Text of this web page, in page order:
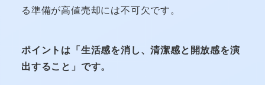
る準備が高値売却には不可欠です。
ポイントは「生活感を消し、清潔感と開放感を演
出すること」です。